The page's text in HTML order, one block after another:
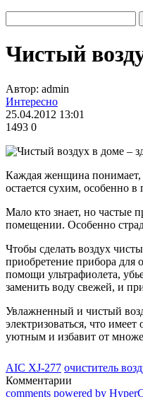
Чистый
Автор: admin
Интересно
25.04.2012 13:01
1493 0
Каждая женщина понимает,
остается сухим, особенно в
Мало кто знает, но частые
помещении. Особенно
Чтобы сделать воздух
приобретение прибора для
помощи ультрафиолета,
заменить воду свежей, и
Увлажненный и чистый
электризоваться, что
уютным и избавит от
AIC XJ-277 очиститель
Комментарии
comments powered by